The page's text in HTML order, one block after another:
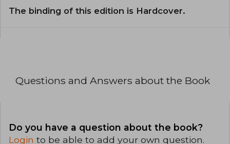
The binding of this edition is Hardcover.
Questions and Answers about the Book
Do you have a question about the book?
Login to be able to add your own question.